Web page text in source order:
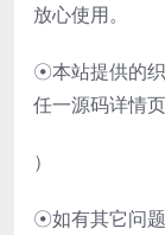
放心使用。
☉本站提供的
任一源码详情
）
☉如有其它问题